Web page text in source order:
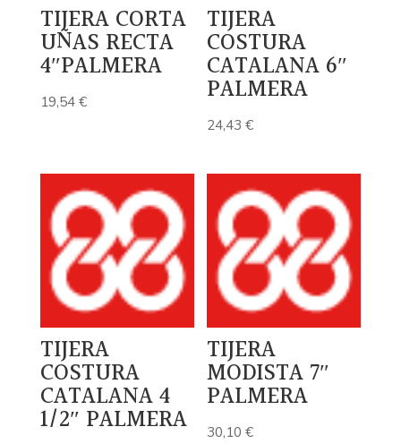
TIJERA CORTA
UÑAS RECTA
4″PALMERA
19,54€
TIJERA
COSTURA
CATALANA 6″
PALMERA
24,43€
TIJERA
COSTURA
CATALANA 4
1/2″ PALMERA
TIJERA
MODISTA 7″
PALMERA
30,10€